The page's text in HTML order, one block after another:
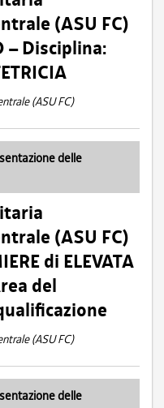
(ASU FC)
– Disciplina:
(ASU FC)
delle
(ASU FC)
di ELEVATA
del
(ASU FC)
delle